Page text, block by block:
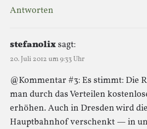
Antworten
stefanolixsagt:
20. Juli 2012 um 9:33 Uhr
@Kommentar #3: Es stimmt: Die
man durch das Verteilen
erhöhen. Auch in Dresden wird
Hauptbahnhof verschenkt — in